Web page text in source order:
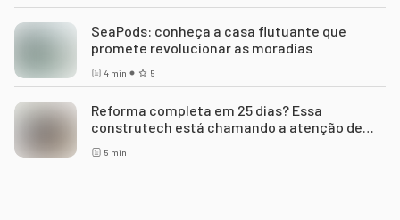
SeaPods: conheça a casa flutuante que
promete revolucionar as moradias
4 min 5
Reforma completa em 25 dias? Essa
construtech está chamando a atenção de
investidores
5 min